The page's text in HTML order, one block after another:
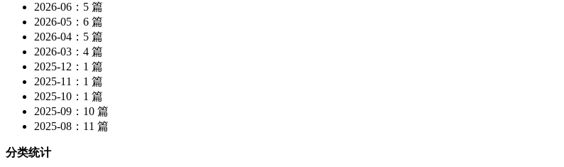
2026-06：5 篇
2026-05：6 篇
2026-04：5 篇
2026-03：4 篇
2025-12：1 篇
2025-11：1 篇
2025-10：1 篇
2025-09：10 篇
2025-08：11 篇
分类统计